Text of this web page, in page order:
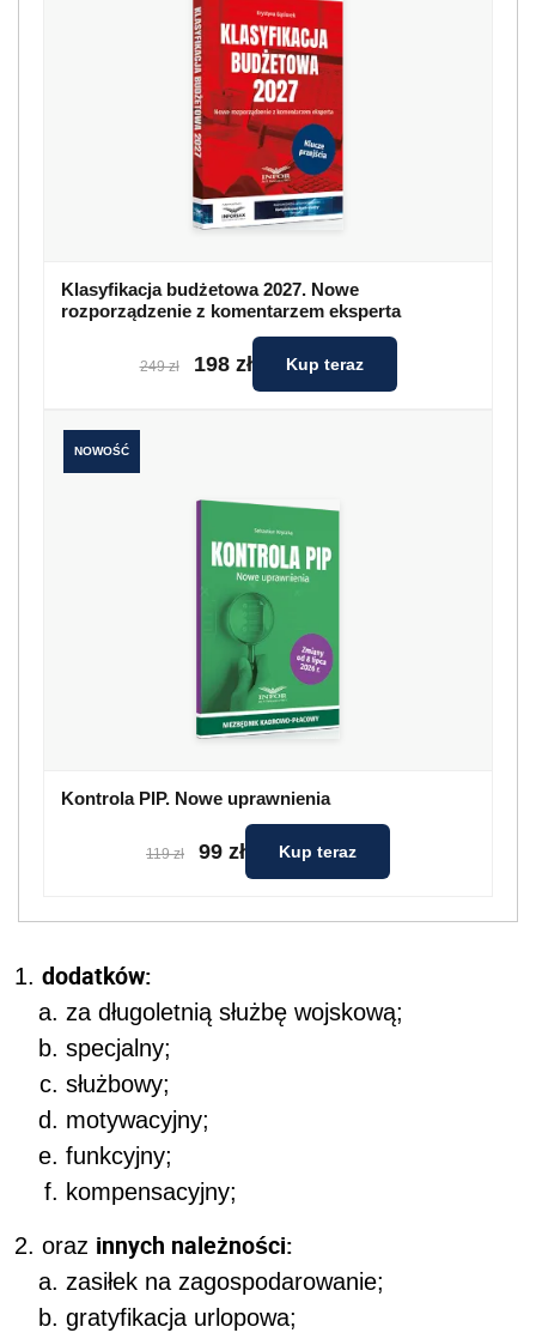
Klasyfikacja budżetowa 2027. Nowe
rozporządzenie z komentarzem eksperta
249 zł 198 zł Kup teraz
NOWOŚĆ
Kontrola PIP. Nowe uprawnienia
119 zł 99 zł Kup teraz
dodatków:
za długoletnią służbę wojskową;
specjalny;
służbowy;
motywacyjny;
funkcyjny;
kompensacyjny;
oraz innych należności:
zasiłek na zagospodarowanie;
gratyfikacja urlopowa;